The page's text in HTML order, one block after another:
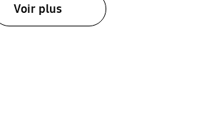
Voir plus